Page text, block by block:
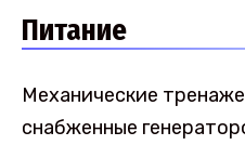
Питание
Механические
снабженные